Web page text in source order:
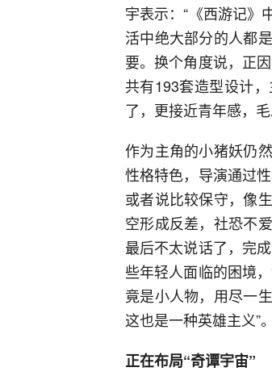
宇表示：“《西游记》
活中绝大部分的人都
要。换个角度说，正
共有193套造型设计
了，更接近青年感，
作为主角的小猪妖仍
性格特色，导演通过
或者说比较保守，像
空形成反差，社恐不
最后不太说话了，完
些年轻人面临的困境
竟是小人物，用尽一
这也是一种英雄主义”。
正在布局“奇谭宇宙”